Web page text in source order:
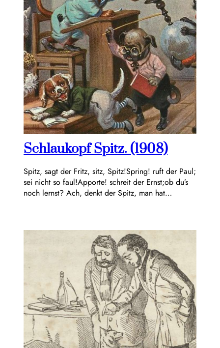
Schlaukopf Spitz. (1908)
Spitz, sagt der Fritz, sitz, Spitz!Spring! ruft der Paul;
sei nicht so faul!Apporte! schreit der Ernst;ob du’s
noch lernst? Ach, denkt der Spitz, man hat…